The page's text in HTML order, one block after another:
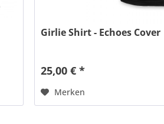
Girlie Shirt - Echoes Cover
25,00 € *
Merken